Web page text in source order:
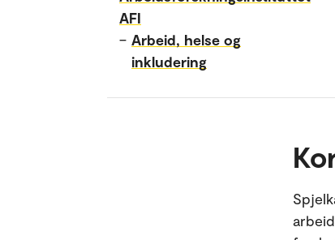
AFI
– Arbeid, helse og
inkludering